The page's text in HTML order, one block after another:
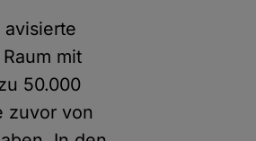
avisierte
mit
50.000
zuvor von